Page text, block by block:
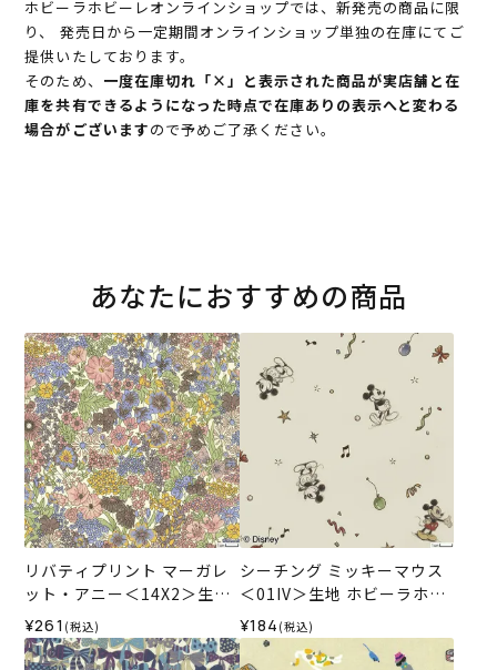
ホビーラホビーレオンラインショップでは、新発売の商品に限
り、 発売日から一定期間オンラインショップ単独の在庫にてご
提供いたしております。
そのため、 一度在庫切れ「×」と表示された商品が実店舗と在
庫を共有できるようになった時点で在庫ありの表示へと変わる
場合がございますので予めご了承ください。
あなたにおすすめの商品
リバティプリント マーガレ
ット・アニー＜14X2＞生地
★復刻色 （ホビーラホビー
レオリジナル）2025SS
¥261 (税込)
シーチング ミッキーマウス
＜01IV＞生地 ホビーラホビ
ーレデザインコレクション
¥184 (税込)